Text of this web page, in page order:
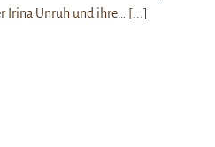
Irina Unruh und ihre…
[...]